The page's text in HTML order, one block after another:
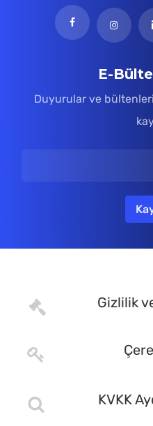
E-
Duyurular ve
Gizlilik
KVKK